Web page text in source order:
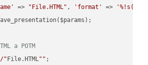
=> "File.HTML" , 'format' =>
a POTM
" File.HTML""